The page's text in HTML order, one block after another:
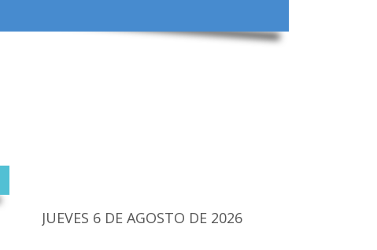
JUEVES 6 DE AGOSTO DE 2026